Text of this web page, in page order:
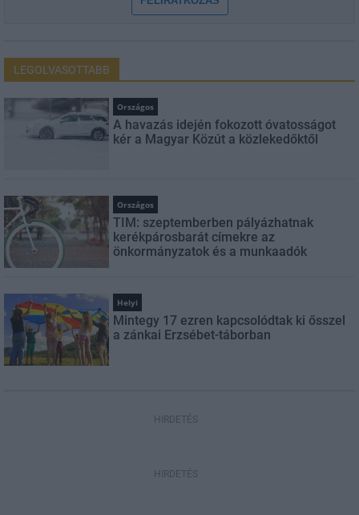
LEGOLVASOTTABB
Országos
A havazás idején fokozott óvatosságot
kér a Magyar Közút a közlekedőktől
Országos
TIM: szeptemberben pályázhatnak
kerékpárosbarát címekre az
önkormányzatok és a munkaadók
Helyi
Mintegy 17 ezren kapcsolódtak ki ősszel
a zánkai Erzsébet-táborban
HIRDETÉS
HIRDETÉS